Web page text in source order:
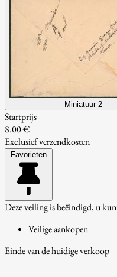
Miniatuur 2
Startprijs
8.00 €
Exclusief verzendkosten
Favorieten
Deze veiling is beëindigd, u
Veilige aankopen
Einde van de huidige verkoop